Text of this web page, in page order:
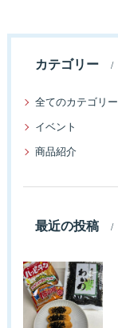
カテゴリー
全てのカテゴリー
イベント
商品紹介
最近の投稿